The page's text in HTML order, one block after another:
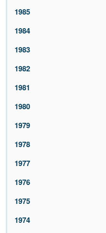
1985
1984
1983
1982
1981
1980
1979
1978
1977
1976
1975
1974